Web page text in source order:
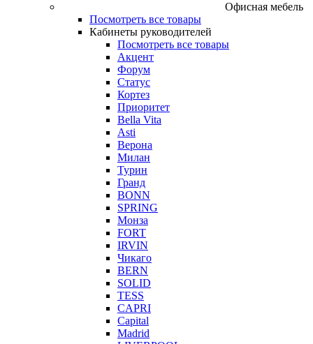
Офисная мебель
Посмотреть все товары
Кабинеты руководителей
Посмотреть все товары
Акцент
Форум
Статус
Кортез
Приоритет
Bella Vita
Asti
Верона
Милан
Турин
Гранд
BONN
SPRING
Монза
FORT
IRVIN
Чикаго
BERN
SOLID
TESS
CAPRI
Capital
Madrid